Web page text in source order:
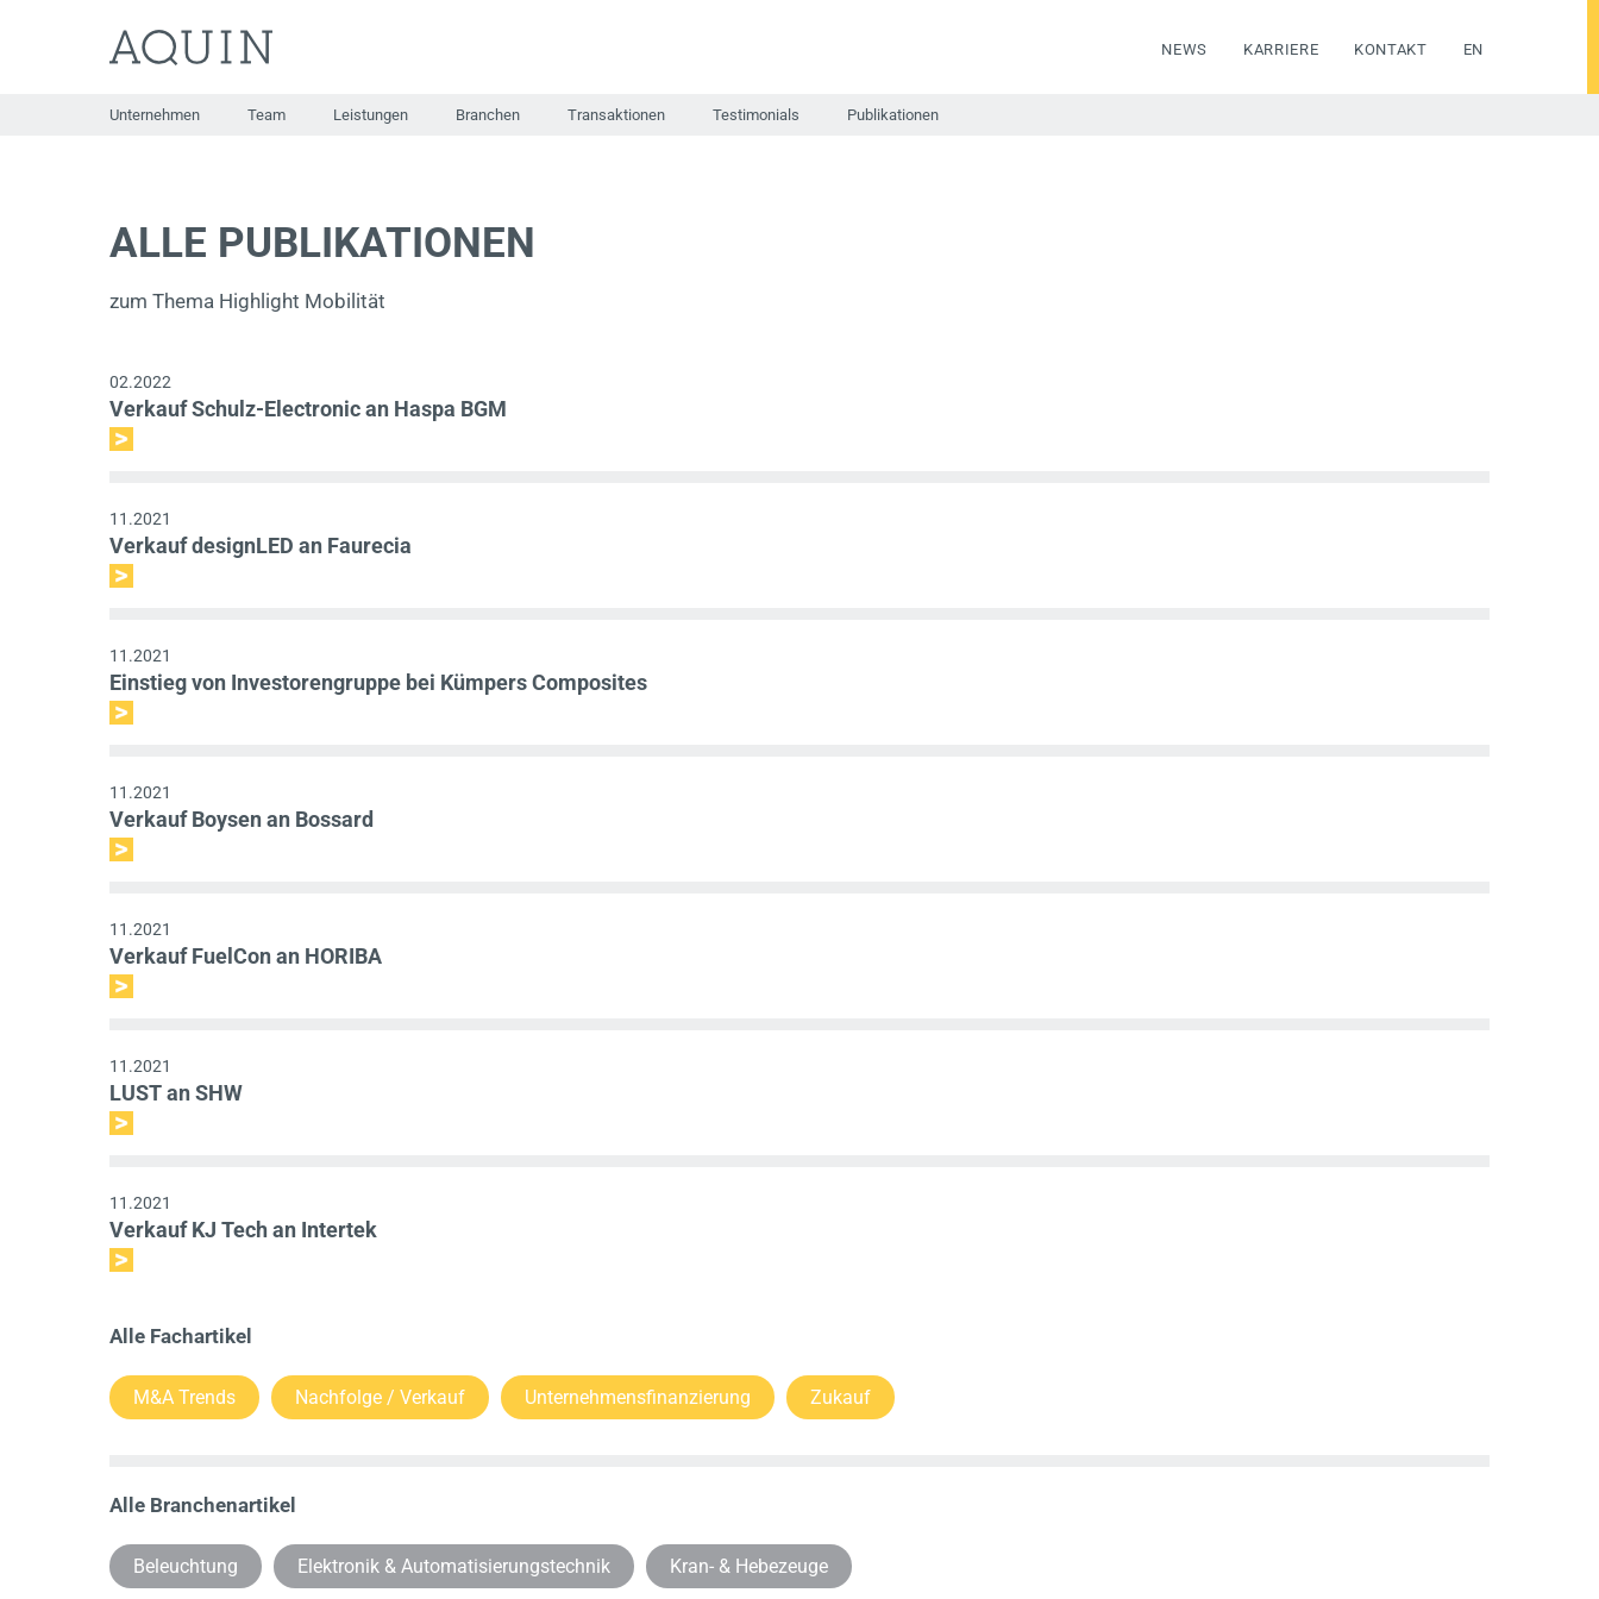
NEWS KARRIERE KONTAKT EN
Unternehmen Team Leistungen Branchen Transaktionen Testimonials Publikationen
ALLE PUBLIKATIONEN
zum Thema Highlight Mobilität
02.2022
Verkauf Schulz-Electronic an Haspa BGM
11.2021
Verkauf designLED an Faurecia
11.2021
Einstieg von Investorengruppe bei Kümpers Composites
11.2021
Verkauf Boysen an Bossard
11.2021
Verkauf FuelCon an HORIBA
11.2021
LUST an SHW
11.2021
Verkauf KJ Tech an Intertek
Alle Fachartikel
M&A Trends Nachfolge / Verkauf Unternehmensfinanzierung Zukauf
Alle Branchenartikel
Beleuchtung Elektronik & Automatisierungstechnik Kran- & Hebezeuge